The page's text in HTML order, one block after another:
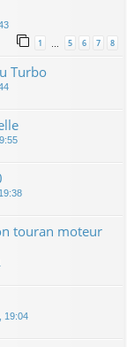
1 5 6 7 8
Turbo
touran moteur
19:04